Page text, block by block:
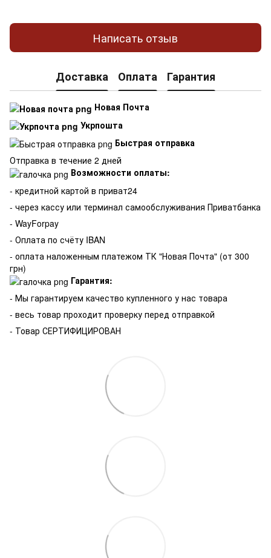
Написать отзыв
Доставка Оплата Гарантия
Новая Почта
Укрпошта
Быстрая отправка
Отправка в течение 2 дней
Возможности оплаты:
- кредитной картой в приват24
- через кассу или терминал самообслуживания Приватбанка
- WayForpay
- Оплата по счёту IBAN
- оплата наложенным платежом ТК "Новая Почта" (от 300
грн)
Гарантия:
- Мы гарантируем качество купленного у нас товара
- весь товар проходит проверку перед отправкой
- Товар СЕРТИФИЦИРОВАН